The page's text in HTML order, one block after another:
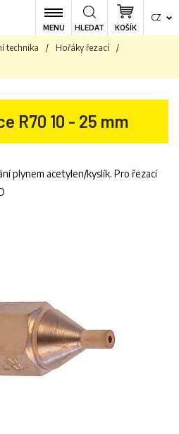
MENU KOŠÍK
CZ
HLEDAT
technika / Hořáky řezací
/
R70 10 - 25 mm
plynem acetylen/kyslík. Pro řezací